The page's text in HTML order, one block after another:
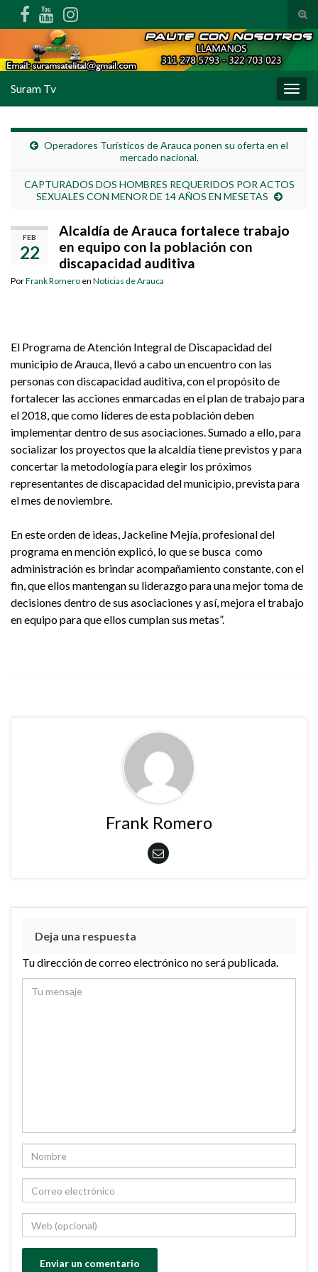
Suram Tv
Operadores Turísticos de Arauca ponen su oferta en el
mercado nacional.
CAPTURADOS DOS HOMBRES REQUERIDOS POR ACTOS
SEXUALES CON MENOR DE 14 AÑOS EN MESETAS
FEB
22
Alcaldía de Arauca fortalece trabajo
en equipo con la población con
discapacidad auditiva
PorFrank Romero en Noticias de Arauca
El Programa de Atención Integral de Discapacidad del
municipio de Arauca, llevó a cabo un encuentro con las
personas con discapacidad auditiva, con el propósito de
fortalecer las acciones enmarcadas en el plan de trabajo para
el 2018, que como líderes de esta población deben
implementar dentro de sus asociaciones. Sumado a ello, para
socializar los proyectos que la alcaldía tiene previstos y para
concertar la metodología para elegir los próximos
representantes de discapacidad del municipio, prevista para
el mes de noviembre.
En este orden de ideas, Jackeline Mejía, profesional del
programa en mención explicó, lo que se busca como
administración es brindar acompañamiento constante, con el
fin, que ellos mantengan su liderazgo para una mejor toma de
decisiones dentro de sus asociaciones y así, mejora el trabajo
en equipo para que ellos cumplan sus metas”.
Frank Romero
Deja una respuesta
Tu dirección de correo electrónico no será publicada.